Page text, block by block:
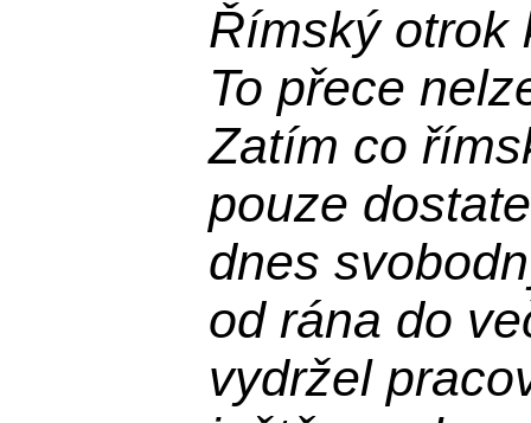
Římský otrok
To přece
Zatím co
pouze
dnes
od rána do
vydržel